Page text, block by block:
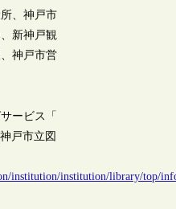
、神戸市
新神戸観
神戸市営
ービス「
戸市立図
institution/institution/library/top/